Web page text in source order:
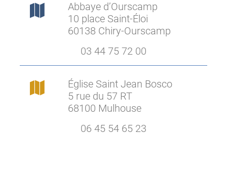
Abbaye d’Ourscamp
10 place Saint-Éloi
60138 Chiry-Ourscamp
03 44 75 72 00
Église Saint Jean Bosco
5 rue du 57 RT
68100 Mulhouse
06 45 54 65 23